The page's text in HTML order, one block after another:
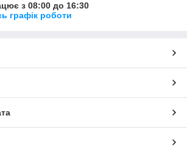
з 08:00 до 16:30
графік роботи